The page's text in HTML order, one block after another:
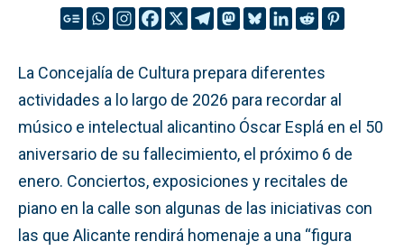
La Concejalía de Cultura prepara diferentes
actividades a lo largo de 2026 para recordar al
músico e intelectual alicantino Óscar Esplá en el 50
aniversario de su fallecimiento, el próximo 6 de
enero. Conciertos, exposiciones y recitales de
piano en la calle son algunas de las iniciativas con
las que Alicante rendirá homenaje a una “figura